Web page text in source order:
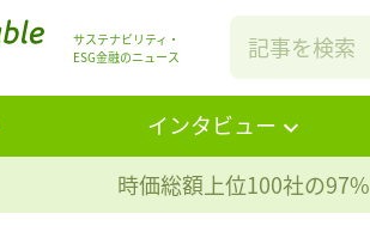
サステナビリティ・
ESG金融のニュース
インタビュー
時価総額上位100社の